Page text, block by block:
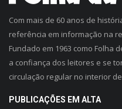
Com mais de 60 anos de
referência em informação na
Fundado em 1963 como Folha
a confiança dos leitores e se
circulação regular no interior
PUBLICAÇÕES EM ALTA